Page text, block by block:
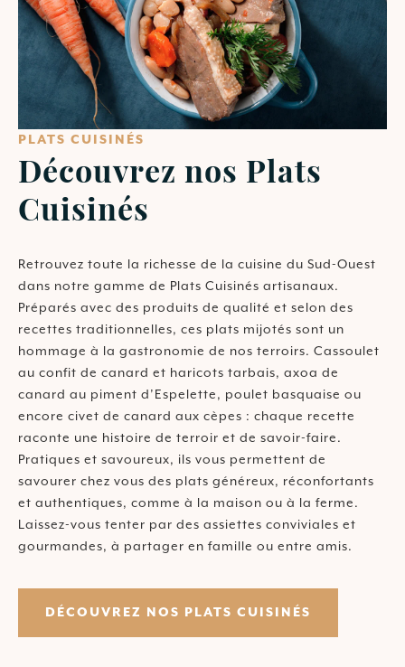
PLATS CUISINÉS
Découvrez nos Plats
Cuisinés
Retrouvez toute la richesse de la cuisine du Sud-Ouest
dans notre gamme de Plats Cuisinés artisanaux.
Préparés avec des produits de qualité et selon des
recettes traditionnelles, ces plats mijotés sont un
hommage à la gastronomie de nos terroirs. Cassoulet
au confit de canard et haricots tarbais, axoa de
canard au piment d’Espelette, poulet basquaise ou
encore civet de canard aux cèpes : chaque recette
raconte une histoire de terroir et de savoir-faire.
Pratiques et savoureux, ils vous permettent de
savourer chez vous des plats généreux, réconfortants
et authentiques, comme à la maison ou à la ferme.
Laissez-vous tenter par des assiettes conviviales et
gourmandes, à partager en famille ou entre amis.
DÉCOUVREZ NOS PLATS CUISINÉS